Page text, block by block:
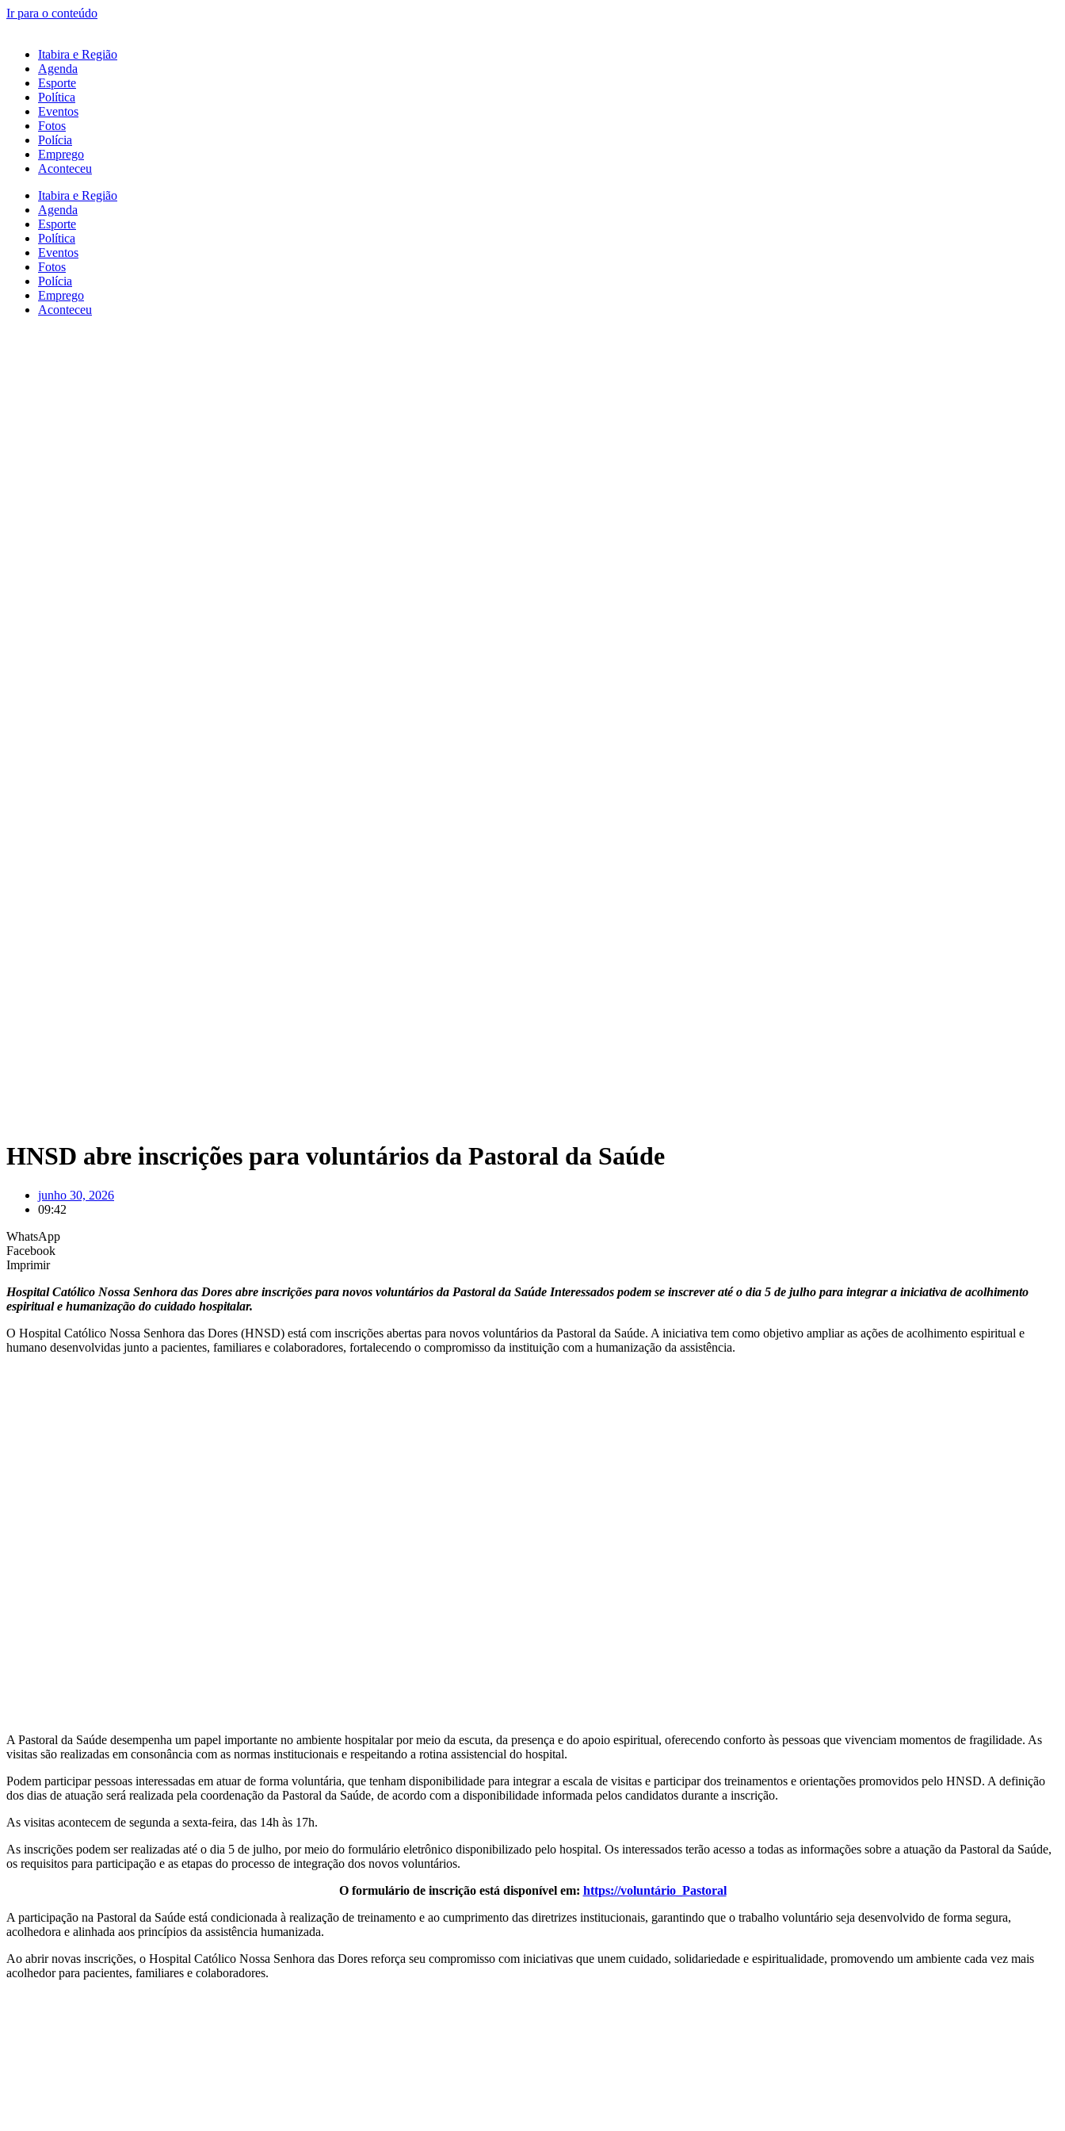
Ir para o conteúdo
Itabira e Região
Agenda
Esporte
Política
Eventos
Fotos
Polícia
Emprego
Aconteceu
Itabira e Região
Agenda
Esporte
Política
Eventos
Fotos
Polícia
Emprego
Aconteceu
HNSD abre inscrições para voluntários da Pastoral da Saúde
junho 30, 2026
09:42
WhatsApp
Facebook
Imprimir
Hospital Católico Nossa Senhora das Dores abre inscrições para novos voluntários da Pastoral da Saúde Interessados podem se inscrever até o dia 5 de julho para integrar a iniciativa de acolhimento
espiritual e humanização do cuidado hospitalar.
O Hospital Católico Nossa Senhora das Dores (HNSD) está com inscrições abertas para novos voluntários da Pastoral da Saúde. A iniciativa tem como objetivo ampliar as ações de acolhimento espiritual e
humano desenvolvidas junto a pacientes, familiares e colaboradores, fortalecendo o compromisso da instituição com a humanização da assistência.
A Pastoral da Saúde desempenha um papel importante no ambiente hospitalar por meio da escuta, da presença e do apoio espiritual, oferecendo conforto às pessoas que vivenciam momentos de fragilidade. As
visitas são realizadas em consonância com as normas institucionais e respeitando a rotina assistencial do hospital.
Podem participar pessoas interessadas em atuar de forma voluntária, que tenham disponibilidade para integrar a escala de visitas e participar dos treinamentos e orientações promovidos pelo HNSD. A definição
dos dias de atuação será realizada pela coordenação da Pastoral da Saúde, de acordo com a disponibilidade informada pelos candidatos durante a inscrição.
As visitas acontecem de segunda a sexta-feira, das 14h às 17h.
As inscrições podem ser realizadas até o dia 5 de julho, por meio do formulário eletrônico disponibilizado pelo hospital. Os interessados terão acesso a todas as informações sobre a atuação da Pastoral da Saúde,
os requisitos para participação e as etapas do processo de integração dos novos voluntários.
O formulário de inscrição está disponível em: https://voluntário_Pastoral
A participação na Pastoral da Saúde está condicionada à realização de treinamento e ao cumprimento das diretrizes institucionais, garantindo que o trabalho voluntário seja desenvolvido de forma segura,
acolhedora e alinhada aos princípios da assistência humanizada.
Ao abrir novas inscrições, o Hospital Católico Nossa Senhora das Dores reforça seu compromisso com iniciativas que unem cuidado, solidariedade e espiritualidade, promovendo um ambiente cada vez mais
acolhedor para pacientes, familiares e colaboradores.